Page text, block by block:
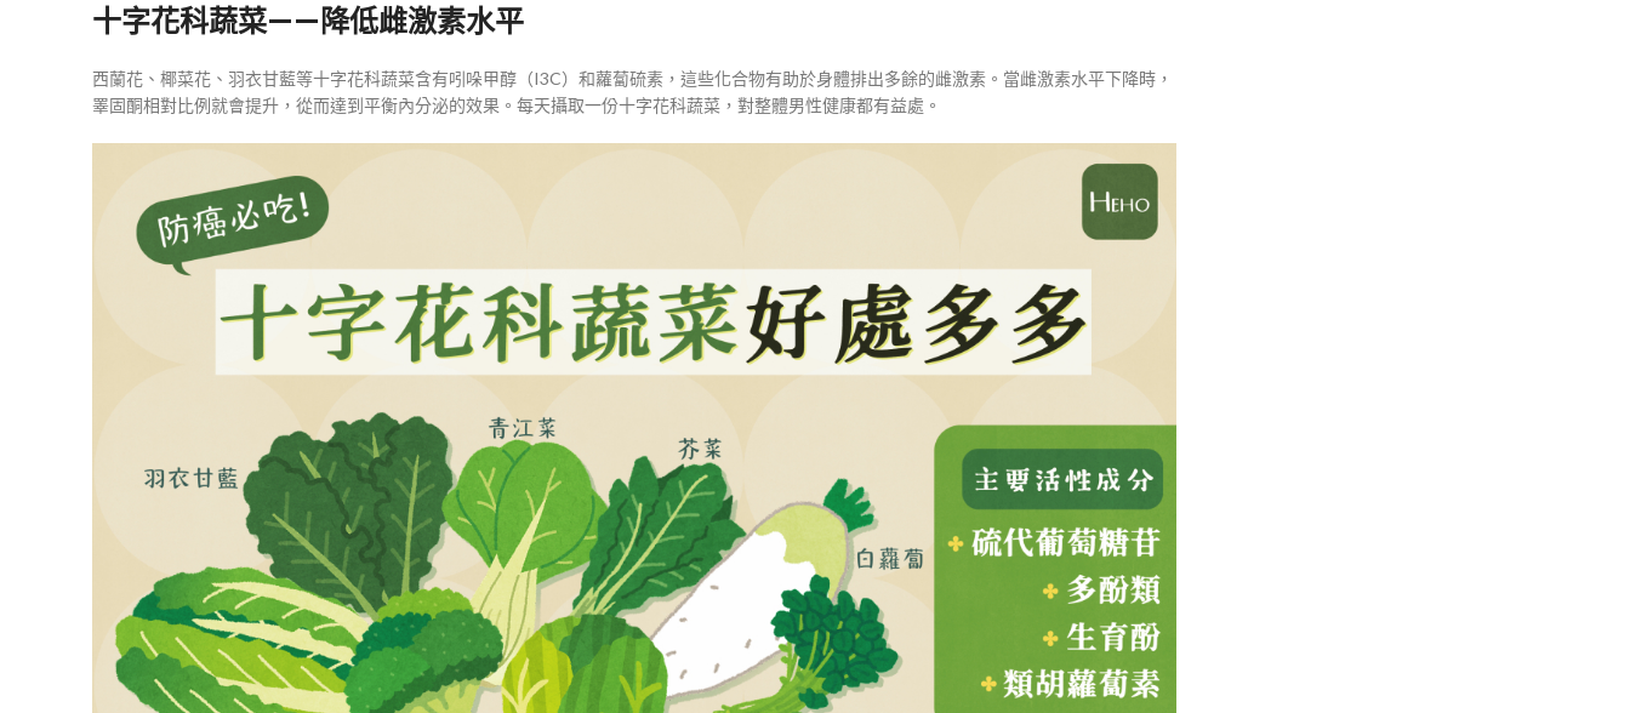
十字花科蔬菜——降低雌激素水平
西蘭花、椰菜花、羽衣甘藍等十字花科蔬菜含有吲哚甲醇（I3C）和蘿蔔硫素，這些化合物有助於身體排出多餘的雌激素。當雌激素水平下降時，
睪固酮相對比例就會提升，從而達到平衡內分泌的效果。每天攝取一份十字花科蔬菜，對整體男性健康都有益處。